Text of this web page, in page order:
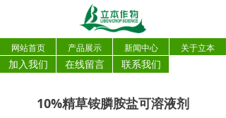
网站首页 产品展示 新闻中心 关于立本
加入我们 在线留言 联系我们
10%精草铵膦胺盐可溶液剂